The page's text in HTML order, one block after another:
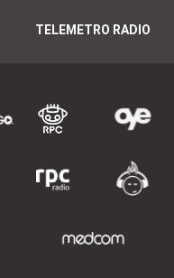
TELEMETRO RADIO